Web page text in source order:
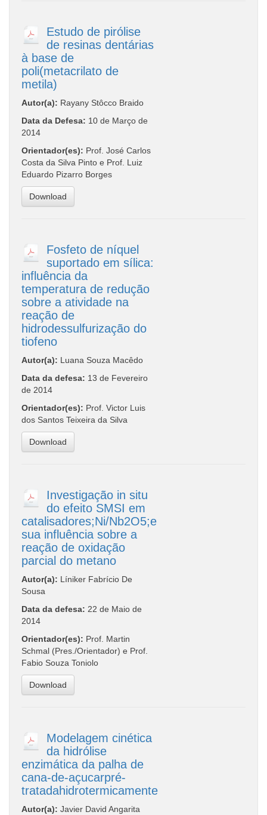
Estudo de pirólise
de resinas dentárias
à base de
poli(metacrilato de
metila)
Autor(a): Rayany Stôcco Braido
Data da Defesa: 10 de Março de
2014
Orientador(es): Prof. José Carlos
Costa da Silva Pinto e Prof. Luiz
Eduardo Pizarro Borges
Download
Fosfeto de níquel
suportado em sílica:
influência da
temperatura de redução
sobre a atividade na
reação de
hidrodessulfurização do
tiofeno
Autor(a): Luana Souza Macêdo
Data da defesa: 13 de Fevereiro
de 2014
Orientador(es): Prof. Victor Luis
dos Santos Teixeira da Silva
Download
Investigação in situ
do efeito SMSI em
catalisadores;Ni/Nb2O5;e
sua influência sobre a
reação de oxidação
parcial do metano
Autor(a): Líniker Fabrício De
Sousa
Data da defesa: 22 de Maio de
2014
Orientador(es): Prof. Martin
Schmal (Pres./Orientador) e Prof.
Fabio Souza Toniolo
Download
Modelagem cinética
da hidrólise
enzimática da palha de
cana-de-açucarpré-
tratadahidrotermicamente
Autor(a): Javier David Angarita